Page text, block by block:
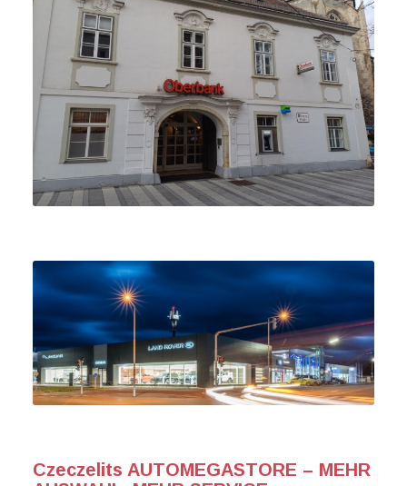
Czeczelits AUTOMEGASTORE – MEHR